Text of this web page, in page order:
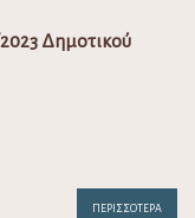
Δημοτικού
ΠΕΡΙΣΣΌΤΕΡΑ